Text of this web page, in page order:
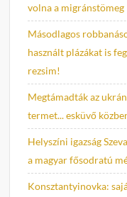
volna a migránstömeg
Másodlagos
használt plázákat is
rezsim!
Megtámadták az
termet... esküvő
Helyszíni igazság
a magyar fősodratú
Konsztantyinovka: